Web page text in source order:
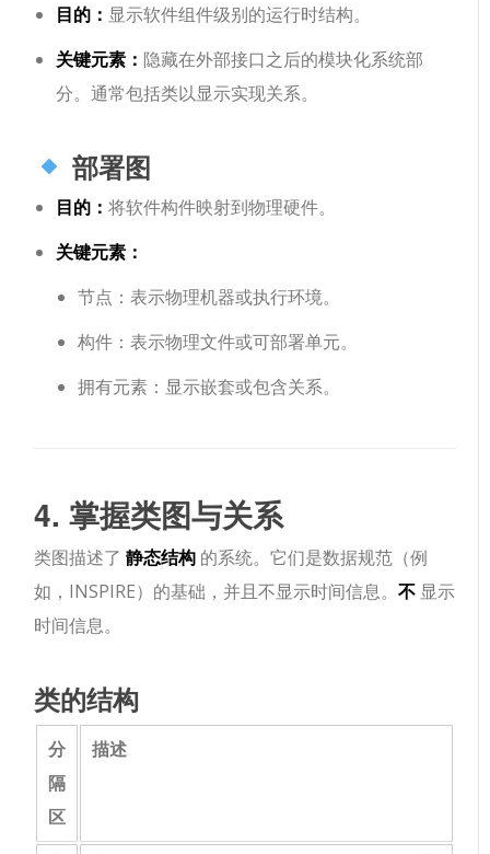
目的： 显示软件组件级别的运行时结构。
关键元素： 隐藏在外部接口之后的模块化系统部
分。通常包括类以显示实现关系。
部署图
目的：将软件构件映射到物理硬件。
关键元素：
节点 ：表示物理机器或执行环境。
构件 ：表示物理文件或可部署单元。
拥有元素 ：显示嵌套或包含关系。
4. 掌握类图与关系
类图描述了静态结构 的系统。它们是数据规范（例
如，INSPIRE）的基础，并且不显示时间信息。不 显示
时间信息。
类的结构
分
隔
区
描述